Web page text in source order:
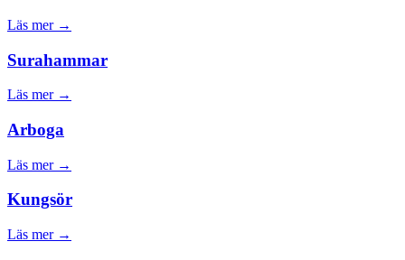
Läs mer →
Surahammar
Läs mer →
Arboga
Läs mer →
Kungsör
Läs mer →